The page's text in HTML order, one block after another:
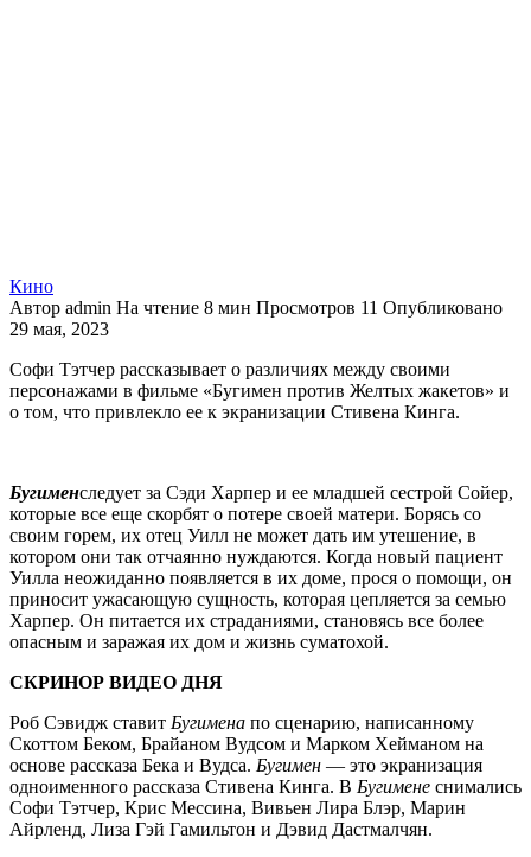
Кино
Автор admin На чтение 8 мин Просмотров 11 Опубликовано
29 мая, 2023
Софи Тэтчер рассказывает о различиях между своими
персонажами в фильме «Бугимен против Желтых жакетов» и
о том, что привлекло ее к экранизации Стивена Кинга.
Бугименследует за Сэди Харпер и ее младшей сестрой Сойер,
которые все еще скорбят о потере своей матери. Борясь со
своим горем, их отец Уилл не может дать им утешение, в
котором они так отчаянно нуждаются. Когда новый пациент
Уилла неожиданно появляется в их доме, прося о помощи, он
приносит ужасающую сущность, которая цепляется за семью
Харпер. Он питается их страданиями, становясь все более
опасным и заражая их дом и жизнь суматохой.
СКРИНОР ВИДЕО ДНЯ
Роб Сэвидж ставит Бугимена по сценарию, написанному
Скоттом Беком, Брайаном Вудсом и Марком Хейманом на
основе рассказа Бека и Вудса. Бугимен — это экранизация
одноименного рассказа Стивена Кинга. В Бугимене снимались
Софи Тэтчер, Крис Мессина, Вивьен Лира Блэр, Марин
Айрленд, Лиза Гэй Гамильтон и Дэвид Дастмалчян.